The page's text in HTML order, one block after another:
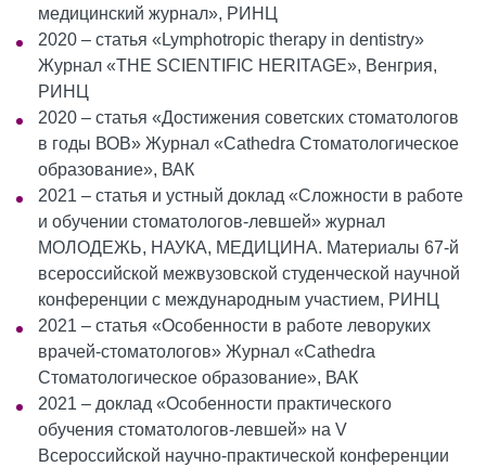
медицинский журнал», РИНЦ
2020 – статья «Lymphotropic therapy in dentistry»
Журнал «THE SCIENTIFIC HERITAGE», Венгрия,
РИНЦ
2020 – статья «Достижения советских стоматологов
в годы ВОВ» Журнал «Cathedra Стоматологическое
образование», ВАК
2021 – статья и устный доклад «Сложности в работе
и обучении стоматологов-левшей» журнал
МОЛОДЕЖЬ, НАУКА, МЕДИЦИНА. Материалы 67-й
всероссийской межвузовской студенческой научной
конференции с международным участием, РИНЦ
2021 – статья «Особенности в работе леворуких
врачей-стоматологов» Журнал «Cathedra
Стоматологическое образование», ВАК
2021 – доклад «Особенности практического
обучения стоматологов-левшей» на V
Всероссийской научно-практической конференции